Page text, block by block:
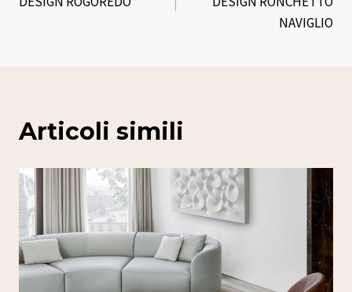
NAVIGLIO
Articoli simili